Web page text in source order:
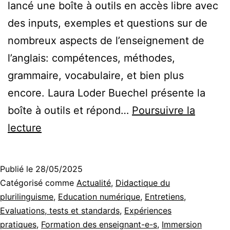
lancé une boîte à outils en accès libre avec
des inputs, exemples et questions sur de
nombreux aspects de l’enseignement de
l’anglais: compétences, méthodes,
grammaire, vocabulaire, et bien plus
encore. Laura Loder Buechel présente la
boîte à outils et répond… Poursuivre la
lecture
Toolbox:
What?
Where?
How?
Publié le 28/05/2025
Catégorisé comme Actualité, Didactique du
plurilinguisme, Education numérique, Entretiens,
Evaluations, tests et standards, Expériences
pratiques, Formation des enseignant-e-s, Immersion